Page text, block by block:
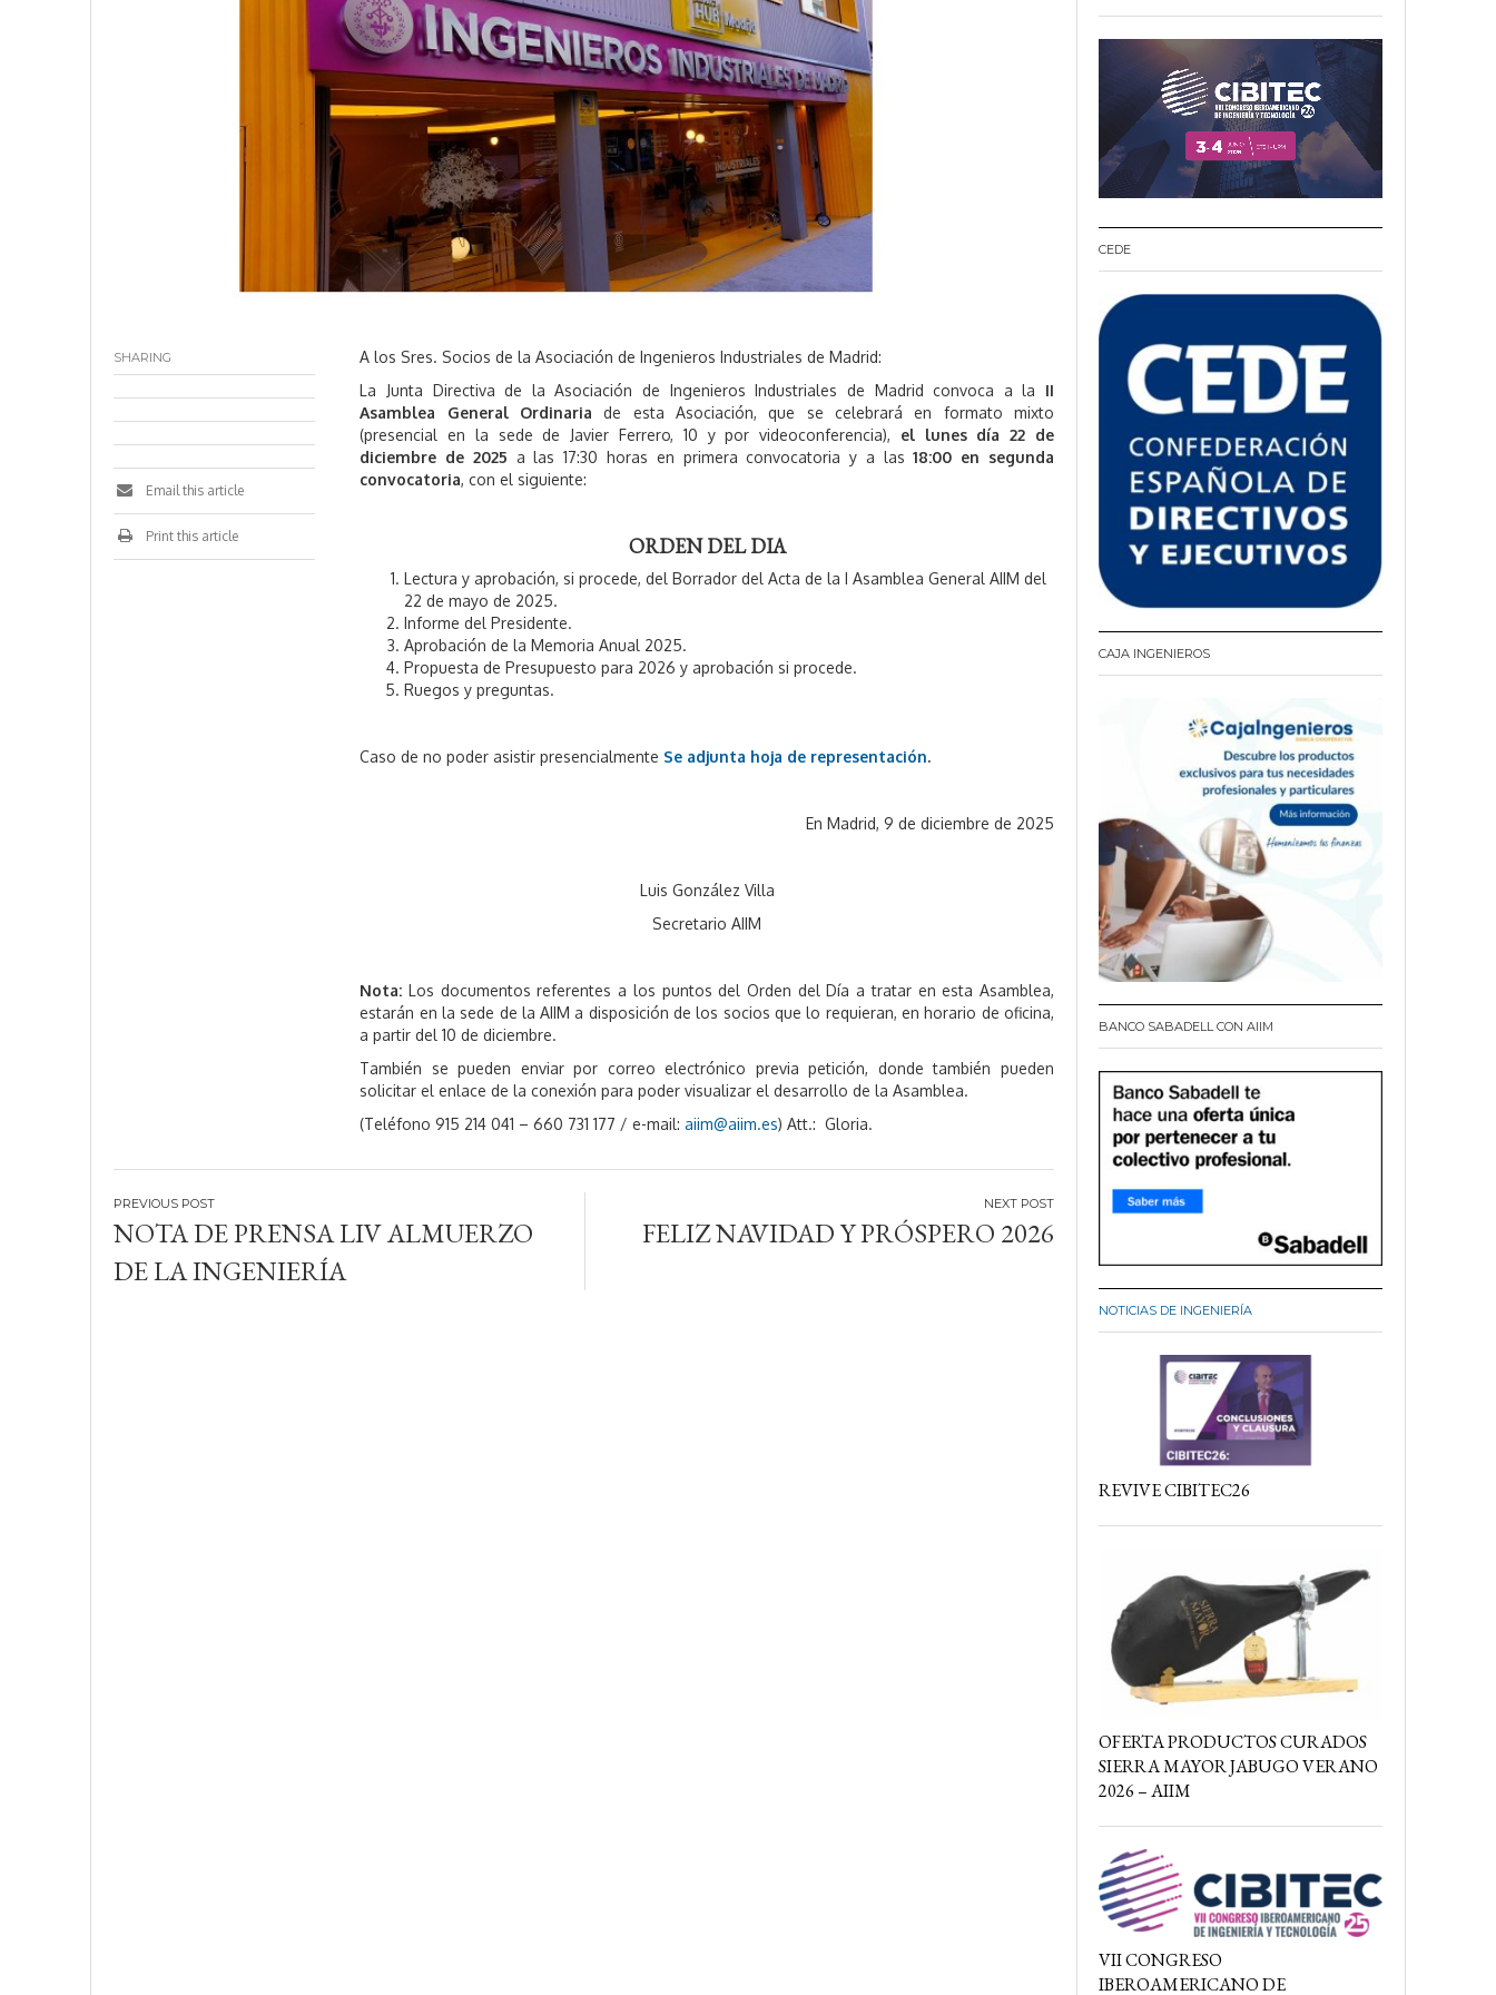
e
,
2
0
2
5
A los Sres. Socios de la Asociación de Ingenieros Industriales de Madrid:
La Junta Directiva de la Asociación de Ingenieros Industriales de Madrid convoca a la II
Asamblea General Ordinaria de esta Asociación, que se celebrará en formato mixto
(presencial en la sede de Javier Ferrero, 10 y por videoconferencia), el lunes día 22 de
diciembre de 2025 a las 17:30 horas en primera convocatoria y a las18:00 en segunda
convocatoria, con el siguiente:
ORDEN DEL DIA
Lectura y aprobación, si procede, del Borrador del Acta de la I Asamblea General AIIM del
22 de mayo de 2025.
Informe del Presidente.
Aprobación de la Memoria Anual 2025.
Propuesta de Presupuesto para 2026 y aprobación si procede.
Ruegos y preguntas.
Caso de no poder asistir presencialmente Se adjunta hoja de representación.
En Madrid, 9 de diciembre de 2025
Luis González Villa
Secretario AIIM
Nota: Los documentos referentes a los puntos del Orden del Día a tratar en esta Asamblea,
estarán en la sede de la AIIM a disposición de los socios que lo requieran, en horario de oficina,
a partir del 10 de diciembre.
También se pueden enviar por correo electrónico previa petición, donde también pueden
solicitar el enlace de la conexión para poder visualizar el desarrollo de la Asamblea.
(Teléfono 915 214 041 – 660 731 177 / e-mail:aiim@aiim.es) Att.: Gloria.
SHARING
Email this article
Print this article
Navegación
de
entradas
NOTA DE PRENSA LIV ALMUERZO
DE LA INGENIERÍA
FELIZ NAVIDAD Y PRÓSPERO 2026
CEDE
CAJA INGENIEROS
BANCO SABADELL CON AIIM
NOTICIAS DE INGENIERÍA
REVIVE CIBITEC26
OFERTA PRODUCTOS CURADOS
SIERRA MAYOR JABUGO VERANO
2026 – AIIM
VII CONGRESO
IBEROAMERICANO DE